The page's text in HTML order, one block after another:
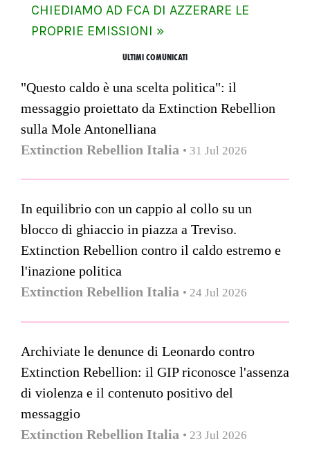
CHIEDIAMO AD FCA DI AZZERARE LE
PROPRIE EMISSIONI »
ULTIMI COMUNICATI
"Questo caldo è una scelta politica": il
messaggio proiettato da Extinction Rebellion
sulla Mole Antonelliana
Extinction Rebellion Italia • 31 Jul 2026
In equilibrio con un cappio al collo su un
blocco di ghiaccio in piazza a Treviso.
Extinction Rebellion contro il caldo estremo e
l'inazione politica
Extinction Rebellion Italia • 24 Jul 2026
Archiviate le denunce di Leonardo contro
Extinction Rebellion: il GIP riconosce l'assenza
di violenza e il contenuto positivo del
messaggio
Extinction Rebellion Italia • 23 Jul 2026